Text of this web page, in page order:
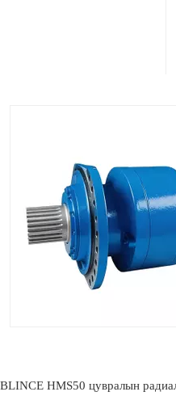
BLINCE HMS05/HMSE05